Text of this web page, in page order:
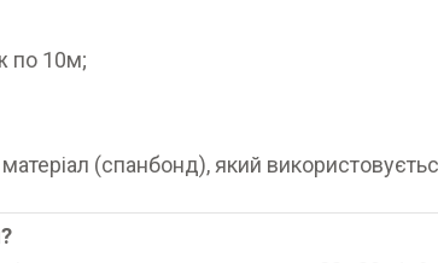
по 10м;
(спанбонд), який